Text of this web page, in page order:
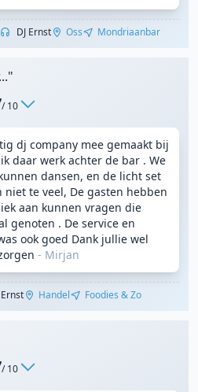
DJ Ernst Oss Mondriaanbar
/ 10
dj company mee gemaakt bij
daar werk achter de bar . We
dansen, en de licht set
niet te veel, De gasten hebben
aan kunnen vragen die
genoten . De service en
ook goed Dank jullie wel
- Mirjan
Ernst Handel Foodies & Zo
/ 10